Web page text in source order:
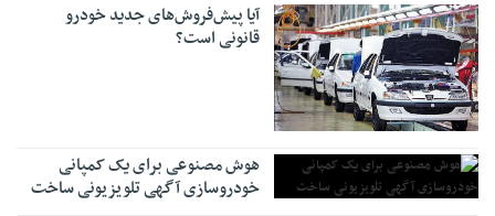
آیا پیش‌فروش‌های جدید خودرو
قانونی است؟
هوش مصنوعی برای یک کمپانی
خودروسازی آگهی تلویزیونی ساخت